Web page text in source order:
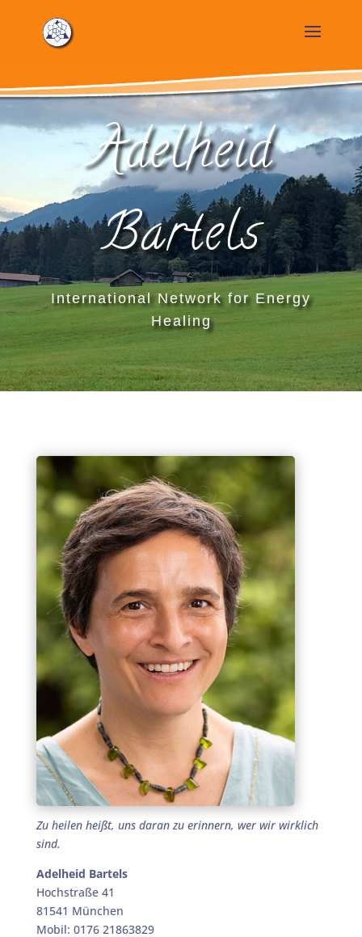
Adelheid
Bartels
International Network for Energy
Healing
Zu heilen heißt, uns daran zu erinnern, wer wir wirklich
sind.
Adelheid Bartels
Hochstraße 41
81541 München
Mobil: 0176 21863829